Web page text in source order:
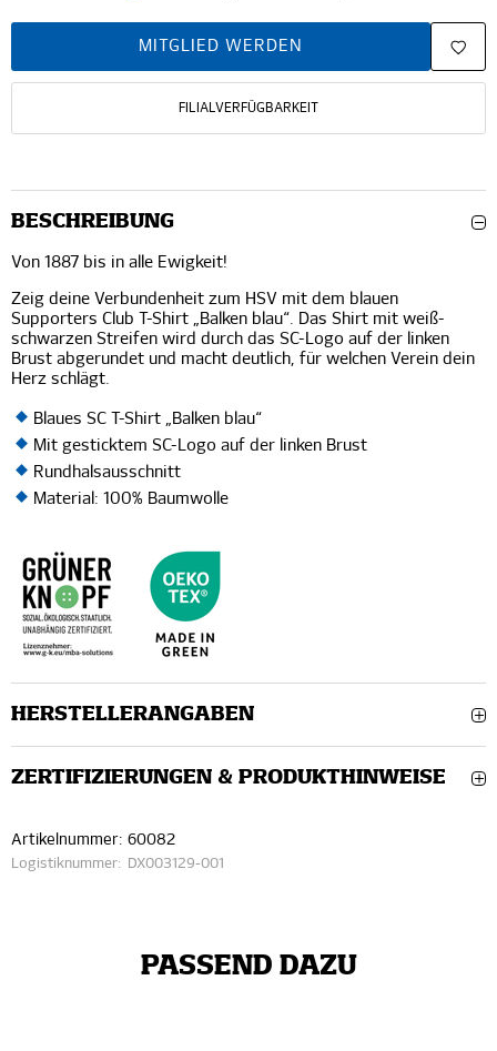
MITGLIED WERDEN
FILIALVERFÜGBARKEIT
BESCHREIBUNG
Von 1887 bis in alle Ewigkeit!
Zeig deine Verbundenheit zum HSV mit dem blauen
Supporters Club T-Shirt „Balken blau“. Das Shirt mit weiß-
schwarzen Streifen wird durch das SC-Logo auf der linken
Brust abgerundet und macht deutlich, für welchen Verein dein
Herz schlägt.
Blaues SC T-Shirt „Balken blau“
Mit gesticktem SC-Logo auf der linken Brust
Rundhalsausschnitt
Material: 100% Baumwolle
HERSTELLERANGABEN
ZERTIFIZIERUNGEN & PRODUKTHINWEISE
Artikelnummer: 60082
Logistiknummer: DX003129-001
PASSEND DAZU